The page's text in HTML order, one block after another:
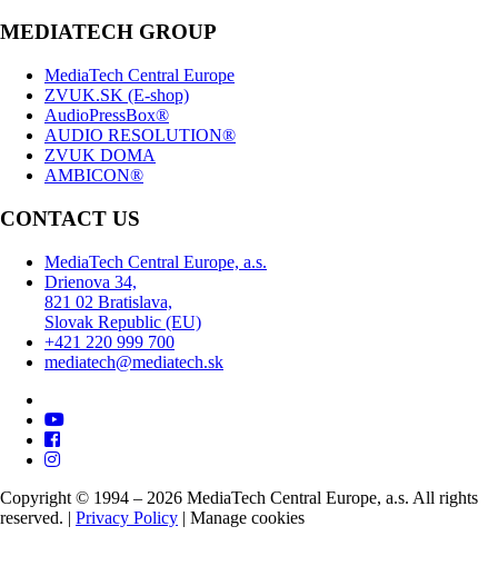
MEDIATECH GROUP
MediaTech Central Europe
ZVUK.SK (E-shop)
AudioPressBox®
AUDIO RESOLUTION®
ZVUK DOMA
AMBICON®
CONTACT US
MediaTech Central Europe, a.s.
Drienova 34,
821 02 Bratislava,
Slovak Republic (EU)
+421 220 999 700
mediatech@mediatech.sk
Copyright © 1994 – 2026 MediaTech Central Europe, a.s. All rights
reserved. | Privacy Policy | Manage cookies